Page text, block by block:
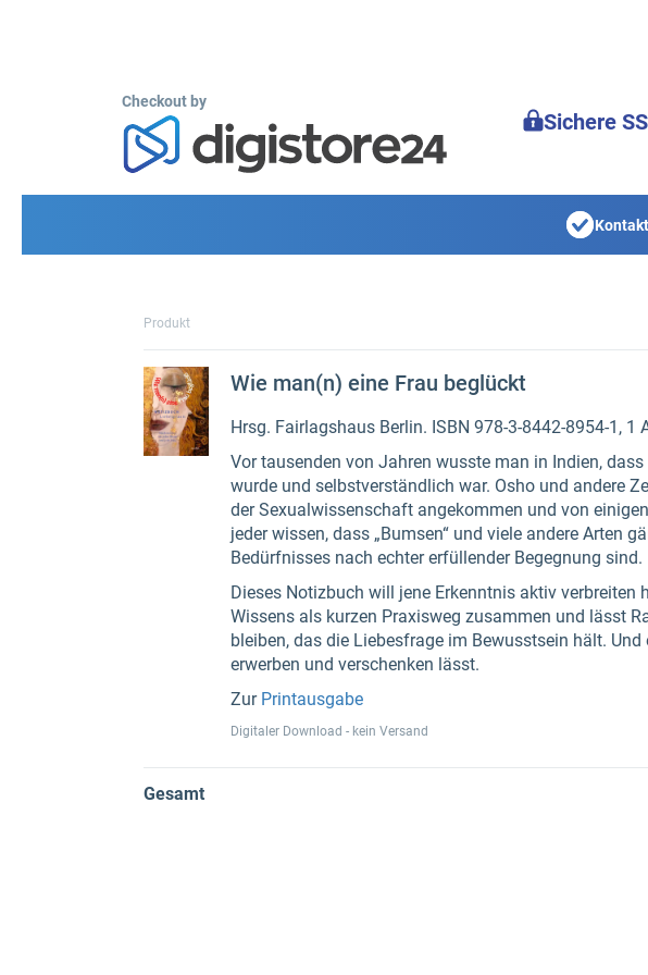
Checkout by
Sichere
Kontakt
Produkt
Wie man(n) eine Frau beglückt
Hrsg. Fairlagshaus Berlin. ISBN 978-3-8442-8954-1, 1
Vor tausenden von Jahren wusste man in Indien,
wurde und selbstverständlich war. Osho und andere
der Sexualwissenschaft angekommen und von
jeder wissen, dass „Bumsen“ und viele andere Arten
Bedürfnisses nach echter erfüllender Begegnung sind.
Dieses Notizbuch will jene Erkenntnis aktiv
Wissens als kurzen Praxisweg zusammen und lässt
bleiben, das die Liebesfrage im Bewusstsein hält.
erwerben und verschenken lässt.
Zur Printausgabe
Digitaler Download - kein Versand
Gesamt